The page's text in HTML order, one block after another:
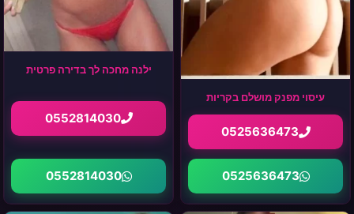
עיסוי מפנק מושלם בקריות
0525636473
0525636473
ילנה מחכה לך בדירה פרטית
0552814030
0552814030